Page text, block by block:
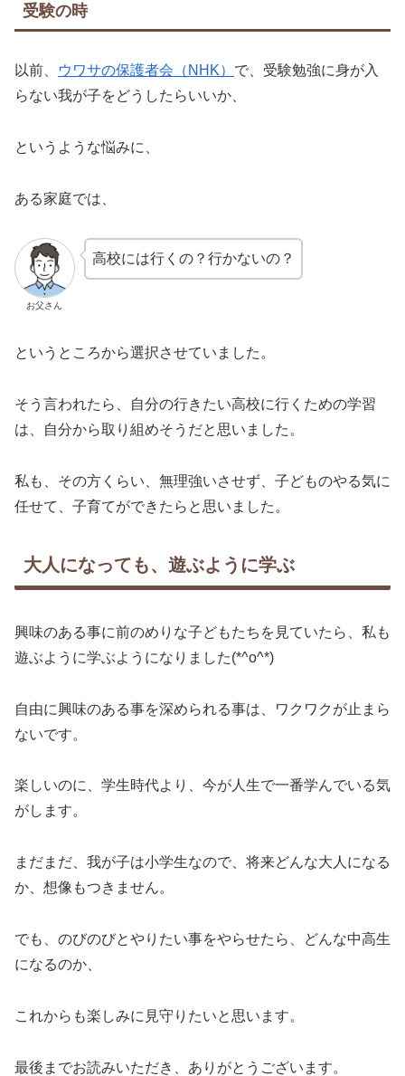
受験の時
以前、 ウワサの保護者会（NHK） で、受験勉強に身が入
らない我が子をどうしたらいいか、
というような悩みに、
ある家庭では、
お父さん
高校には行くの？行かないの？
というところから選択させていました。
そう言われたら、自分の行きたい高校に行くための学習
は、自分から取り組めそうだと思いました。
私も、その方くらい、無理強いさせず、子どものやる気に
任せて、子育てができたらと思いました。
大人になっても、遊ぶように学ぶ
興味のある事に前のめりな子どもたちを見ていたら、私も
遊ぶように学ぶようになりました(*^o^*)
自由に興味のある事を深められる事は、ワクワクが止まら
ないです。
楽しいのに、学生時代より、今が人生で一番学んでいる気
がします。
まだまだ、我が子は小学生なので、将来どんな大人になる
か、想像もつきません。
でも、のびのびとやりたい事をやらせたら、どんな中高生
になるのか、
これからも楽しみに見守りたいと思います。
最後までお読みいただき、ありがとうございます。